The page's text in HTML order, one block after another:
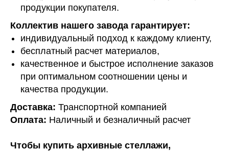
продукции покупателя.
Коллектив нашего завода гарантирует:
индивидуальный подход к каждому клиенту,
бесплатный расчет материалов,
качественное и быстрое исполнение заказов
при оптимальном соотношении цены и
качества продукции.
Доставка: Транспортной компанией
Оплата: Наличный и безналичный расчет
Чтобы купить архивные стеллажи,
sibmetall@mail.ru
+7(952)908-98-86
Пн - Пт: 7.30 - 17.00
Новосибирск, ул Олимпийская, д. 37, к1.
Политика конфиденциальности